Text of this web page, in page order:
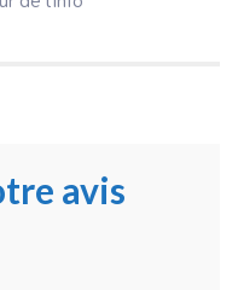
avis